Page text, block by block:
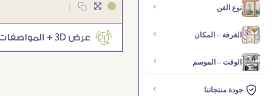
نوع الفن
الغرفة – المكان
الوقت – الموسم
جودة منتجاتنا
|